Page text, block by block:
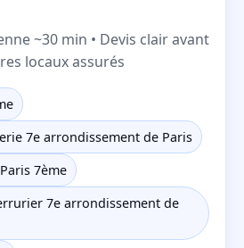
~30 min • Devis clair avant
locaux assurés
7e arrondissement de Paris
7ème
7e arrondissement de